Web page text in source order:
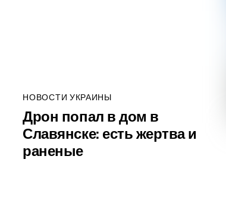
НОВОСТИ УКРАИНЫ
Дрон попал в дом в
Славянске: есть жертва и
раненые